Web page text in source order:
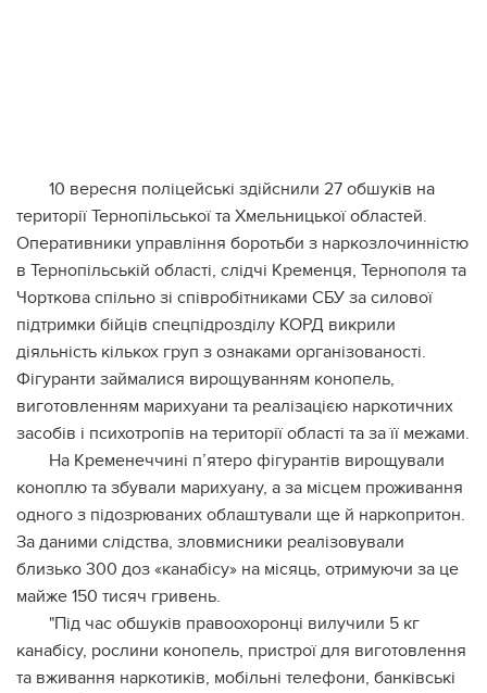
10 вересня поліцейські здійснили 27 обшуків на
території Тернопільської та Хмельницької областей.
Оперативники управління боротьби з наркозлочинністю
в Тернопільській області, слідчі Кременця, Тернополя та
Чорткова спільно зі співробітниками СБУ за силової
підтримки бійців спецпідрозділу КОРД викрили
діяльність кількох груп з ознаками організованості.
Фігуранти займалися вирощуванням конопель,
виготовленням марихуани та реалізацією наркотичних
засобів і психотропів на території області та за її межами.
На Кременеччині п’ятеро фігурантів вирощували
коноплю та збували марихуану, а за місцем проживання
одного з підозрюваних облаштували ще й наркопритон.
За даними слідства, зловмисники реалізовували
близько 300 доз «канабісу» на місяць, отримуючи за це
майже 150 тисяч гривень.
"Під час обшуків правоохоронці вилучили 5 кг
канабісу, рослини конопель, пристрої для виготовлення
та вживання наркотиків, мобільні телефони, банківські